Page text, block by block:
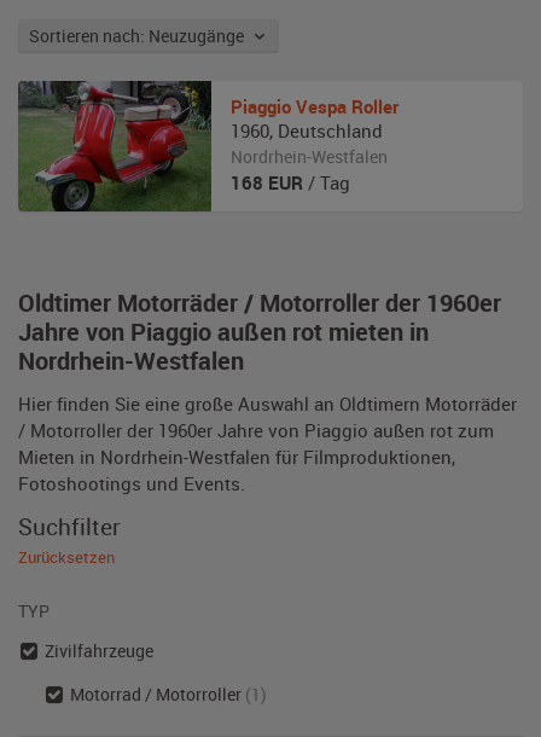
Sortieren nach: Neuzugänge
Oldtimer Motorräder / Motorroller der 1960er
Jahre von Piaggio außen rot mieten in
Nordrhein-Westfalen
Hier finden Sie eine große Auswahl an Oldtimern Motorräder
/ Motorroller der 1960er Jahre von Piaggio außen rot zum
Mieten in Nordrhein-Westfalen für Filmproduktionen,
Fotoshootings und Events.
Piaggio Vespa Roller
1960, Deutschland
Nordrhein-Westfalen
168 EUR / Tag
Suchfilter
Zurücksetzen
TYP
Zivilfahrzeuge
Motorrad / Motorroller (1)